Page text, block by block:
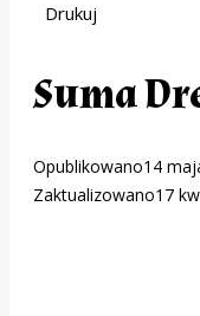
Drukuj
Suma
Opublikowano14
Zaktualizowano17